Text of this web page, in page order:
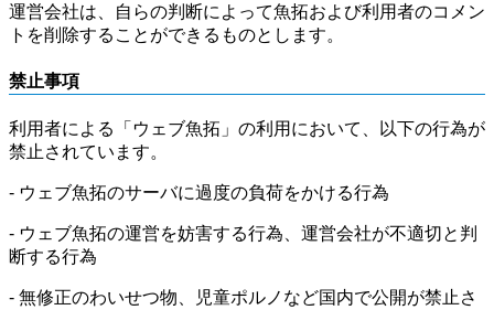
運営会社は、自らの判断によって魚拓および利用者のコメン
トを削除することができるものとします。
禁止事項
利用者による「ウェブ魚拓」の利用において、以下の行為が
禁止されています。
- ウェブ魚拓のサーバに過度の負荷をかける行為
- ウェブ魚拓の運営を妨害する行為、運営会社が不適切と判
断する行為
- 無修正のわいせつ物、児童ポルノなど国内で公開が禁止さ